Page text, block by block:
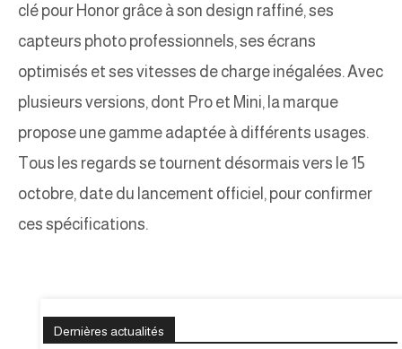
clé pour Honor grâce à son design raffiné, ses
capteurs photo professionnels, ses écrans
optimisés et ses vitesses de charge inégalées. Avec
plusieurs versions, dont Pro et Mini, la marque
propose une gamme adaptée à différents usages.
Tous les regards se tournent désormais vers le 15
octobre, date du lancement officiel, pour confirmer
ces spécifications.
Dernières actualités